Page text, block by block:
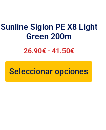
Sunline Siglon PE X8 Light
Green 200m
26.90€ - 41.50€
Seleccionar opciones